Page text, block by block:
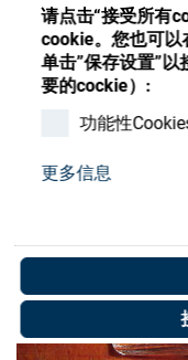
请点击“接受所有
cookie。您也可以
单击”保存设置”
要的cockie）:
功能性
更多信息
加入我们
Store
注